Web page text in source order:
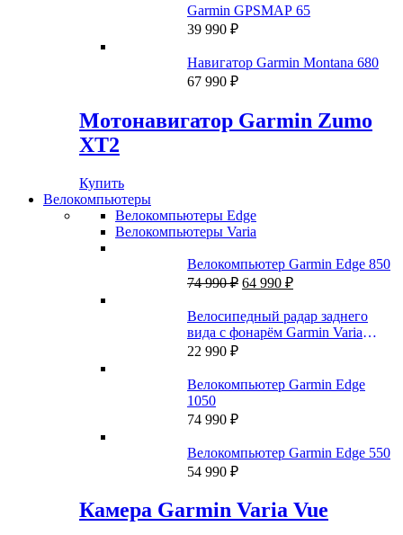
Garmin GPSMAP 65
39 990 ₽
Навигатор Garmin Montana 680
67 990 ₽
Мотонавигатор Garmin Zumo
XT2
Купить
Велокомпьютеры
Велокомпьютеры Edge
Велокомпьютеры Varia
Велокомпьютер Garmin Edge 850
74 990₽ Первоначальная
составляла
74
64 990 ₽Текущая
64
990 ₽.
Велосипедный радар заднего
вида с фонарём Garmin Varia
RTL515 (A04024)
22 990 ₽
Велокомпьютер Garmin Edge
1050
74 990 ₽
Велокомпьютер Garmin Edge 550
54 990 ₽
Камера Garmin Varia Vue